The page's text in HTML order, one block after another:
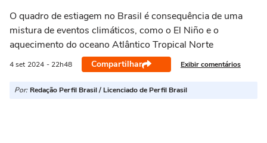
O quadro de estiagem no Brasil é consequência de uma
mistura de eventos climáticos, como o El Niño e o
aquecimento do oceano Atlântico Tropical Norte
4 set 2024 - 22h48 Compartilhar Exibir comentários
Por: Redação Perfil Brasil / Licenciado de Perfil Brasil